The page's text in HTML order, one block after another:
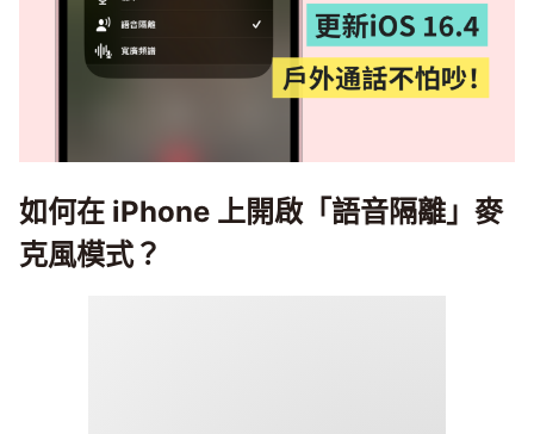
如何在 iPhone 上開啟「語音隔離」麥
克風模式？